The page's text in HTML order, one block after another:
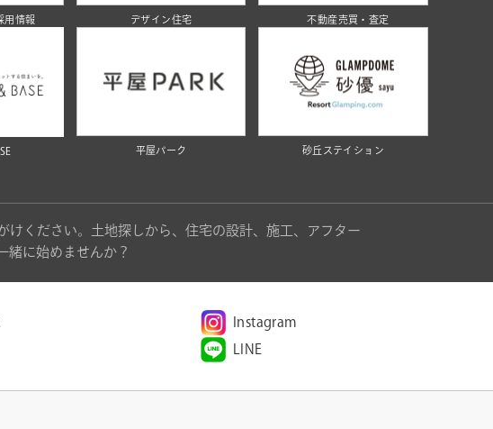
用情報 デザイン住宅 不動産売買・査定
平屋パーク 砂丘ステイション
ください。土地探しから、住宅の設計、施工、アフター
緒に始めませんか？
Instagram
LINE